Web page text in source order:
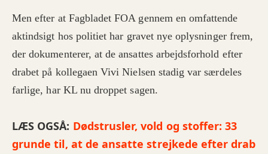
Men efter at Fagbladet FOA gennem en omfattende
aktindsigt hos politiet har gravet nye oplysninger frem,
der dokumenterer, at de ansattes arbejdsforhold efter
drabet på kollegaen Vivi Nielsen stadig var særdeles
farlige, har KL nu droppet sagen.
LÆS OGSÅ: Dødstrusler, vold og stoffer: 33
grunde til, at de ansatte strejkede efter drab